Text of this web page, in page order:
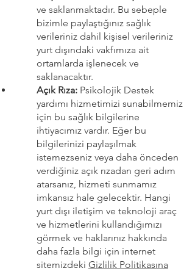
ve saklanmaktadır. Bu sebeple
bizimle paylaştığınız sağlık
verileriniz dahil kişisel verileriniz
yurt dışındaki vakfımıza ait
ortamlarda işlenecek ve
saklanacaktır.
Açık Rıza: Psikolojik Destek
yardımı hizmetimizi sunabilmemiz
için bu sağlık bilgilerine
ihtiyacımız vardır. Eğer bu
bilgilerinizi paylaşılmak
istemezseniz veya daha önceden
verdiğiniz açık rızadan geri adım
atarsanız, hizmeti sunmamız
imkansız hale gelecektir. Hangi
yurt dışı iletişim ve teknoloji araç
ve hizmetlerini kullandığımızı
görmek ve haklarınız hakkında
daha fazla bilgi için internet
sitemizdeki Gizlilik Politikasına